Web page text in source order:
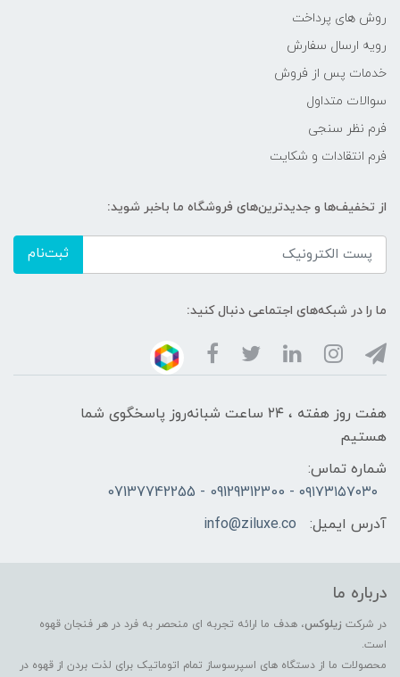
روش های پرداخت
رویه ارسال سفارش
خدمات پس از فروش
سوالات متداول
فرم نظر سنجی
فرم انتقادات و شکایت
از تخفیف‌ها و جدیدترین‌های فروشگاه ما باخبر شوید:
ثبت‌نام
ما را در شبکه‌های اجتماعی دنبال کنید:
هفت روز هفته ، ۲۴ ساعت شبانه‌روز پاسخگوی شما
هستیم
شماره تماس:
۰۹۱۷۳۱۵۷۰۳۰ - 09129312300 - 07137742255
آدرس ایمیل:
info@ziluxe.co
درباره ما
در شرکت زیلوکس، هدف ما ارائه تجربه ای منحصر به فرد در هر فنجان قهوه
است.
محصولات ما از دستگاه های اسپرسوساز تمام اتوماتیک برای لذت بردن از قهوه در